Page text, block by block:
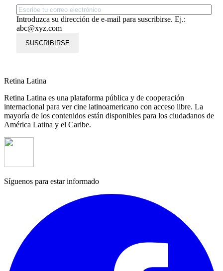
Introduzca su dirección de e-mail para suscribirse. Ej.:
abc@xyz.com
SUSCRIBIRSE
Retina Latina
Retina Latina es una plataforma pública y de cooperación
internacional para ver cine latinoamericano con acceso libre. La
mayoría de los contenidos están disponibles para los ciudadanos de
América Latina y el Caribe.
Síguenos para estar informado